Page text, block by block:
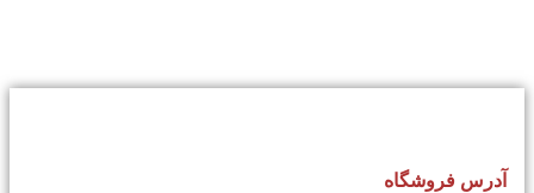
آدرس فروشگاه